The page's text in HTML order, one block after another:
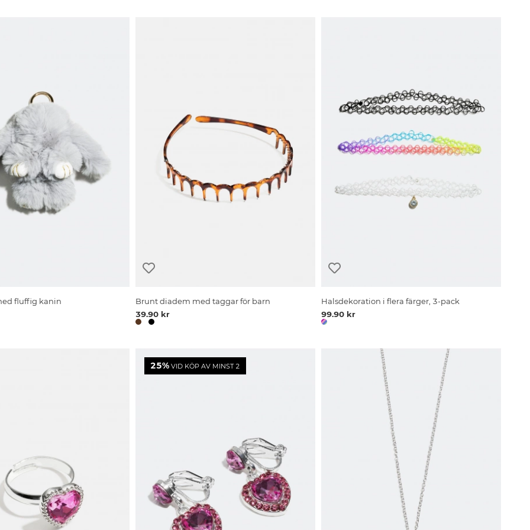
fluffig kanin
Brunt diadem med taggar för barn
39.90 kr
Halsdekoration i flera färger, 3-pack
99.90 kr
25% VID KÖP AV MINST 2